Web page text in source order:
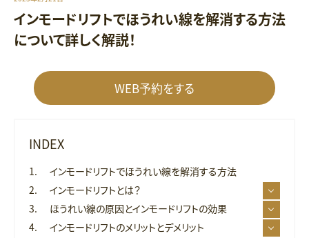
インモードリフトでほうれい線を解消する方法
について詳しく解説！
WEB予約をする
INDEX
インモードリフトでほうれい線を解消する方法
インモードリフトとは？
ほうれい線の原因とインモードリフトの効果
インモードリフトのメリットとデメリット